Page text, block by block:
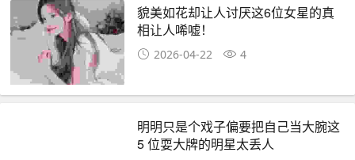
貌美如花却让人讨厌这6位女星的真
相让人唏嘘！
2026-04-22 4
明明只是个戏子偏要把自己当大腕这
5 位耍大牌的明星太丢人